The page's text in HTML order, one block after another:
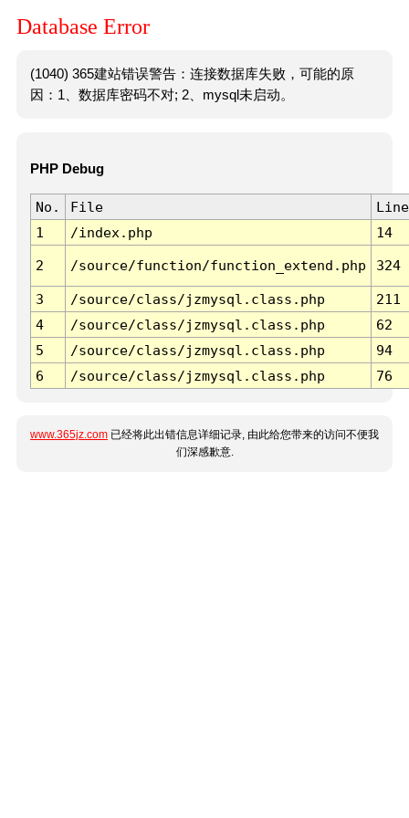
Database Error
(1040) 365建站错误警告：连接数据库失败，可能的原
因：1、数据库密码不对; 2、mysql未启动。
PHP Debug
No. File
Line
1
/index.php 14
2 /source/function/function_extend.php 324
3 /source/class/jzmysql.class.php
211
4
/source/class/jzmysql.class.php
62
5
/source/class/jzmysql.class.php
94
6
/source/class/jzmysql.class.php 76
www.365jz.com 已经将此出错信息详细记录, 由此给您带来的访问不便我
们深感歉意.